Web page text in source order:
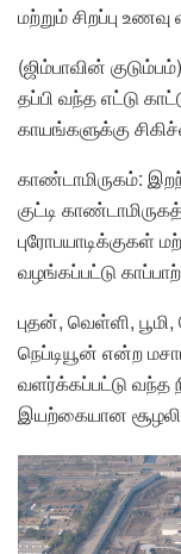
மற்றும் சிறப்பு
(ஜிம்பாவின்
தப்பி வந்த எட்டு
காயங்களுக்கு
காண்டாமிருகம்:
குட்டி
புரோபயாடிக்குகள்
வழங்கப்பட்டு
புதன், வெள்ளி,
நெப்டியூன் என்ற
வளர்க்கப்பட்டு வந்த
இயற்கையான